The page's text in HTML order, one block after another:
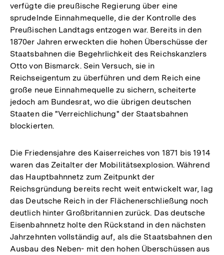
verfügte die preußische Regierung über eine
sprudelnde Einnahmequelle, die der Kontrolle des
Preußischen Landtags entzogen war. Bereits in den
1870er Jahren erweckten die hohen Überschüsse der
Staatsbahnen die Begehrlichkeit des Reichskanzlers
Otto von Bismarck. Sein Versuch, sie in
Reichseigentum zu überführen und dem Reich eine
große neue Einnahmequelle zu sichern, scheiterte
jedoch am Bundesrat, wo die übrigen deutschen
Staaten die "Verreichlichung" der Staatsbahnen
blockierten.
Die Friedensjahre des Kaiserreiches von 1871 bis 1914
waren das Zeitalter der Mobilitätsexplosion. Während
das Hauptbahnnetz zum Zeitpunkt der
Reichsgründung bereits recht weit entwickelt war, lag
das Deutsche Reich in der Flächenerschließung noch
deutlich hinter Großbritannien zurück. Das deutsche
Eisenbahnnetz holte den Rückstand in den nächsten
Jahrzehnten vollständig auf, als die Staatsbahnen den
Ausbau des Neben- mit den hohen Überschüssen aus